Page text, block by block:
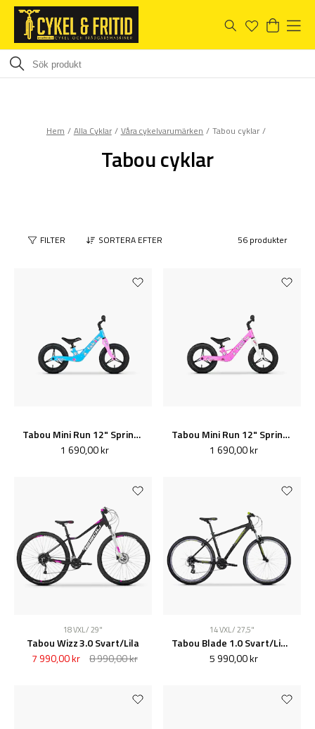
Hem Alla Cyklar Våra cykelvarumärken Tabou cyklar
Tabou cyklar
FILTER SORTERA EFTER 56 produkter
Tabou Mini Run 12" Springcykel Ljusblå /Rosa
1 690,00 kr
Tabou Mini Run 12" Springcykel Rosa
1 690,00 kr
18 VXL / 29"
Tabou Wizz 3.0 Svart/Lila
7 990,00 kr
8 990,00 kr
14 VXL / 27,5"
Tabou Blade 1.0 Svart/Lime
5 990,00 kr